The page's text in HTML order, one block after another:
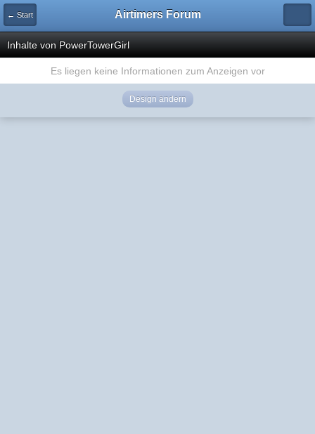
← Start Airtimers Forum
Inhalte von PowerTowerGirl
Es liegen keine Informationen zum Anzeigen vor
Design ändern